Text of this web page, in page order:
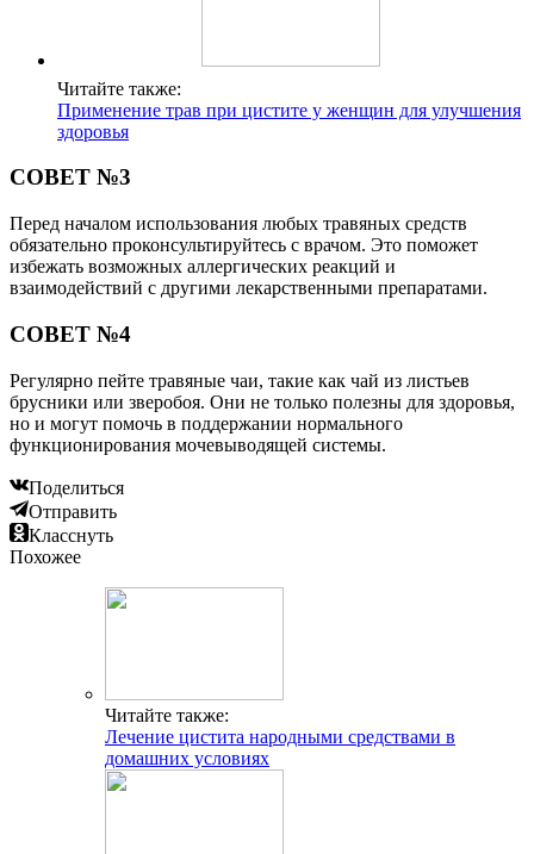
Читайте также:
Применение трав при цистите у женщин для улучшения
здоровья
СОВЕТ №3
Перед началом использования любых травяных средств
обязательно проконсультируйтесь с врачом. Это поможет
избежать возможных аллергических реакций и
взаимодействий с другими лекарственными препаратами.
СОВЕТ №4
Регулярно пейте травяные чаи, такие как чай из листьев
брусники или зверобоя. Они не только полезны для здоровья,
но и могут помочь в поддержании нормального
функционирования мочевыводящей системы.
Поделиться
Отправить
Класснуть
Похожее
Читайте также:
Лечение цистита народными средствами в
домашних условиях